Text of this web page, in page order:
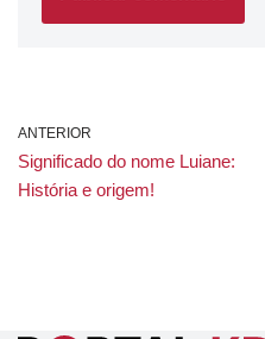
ANTERIOR
Significado do nome Luiane:
História e origem!